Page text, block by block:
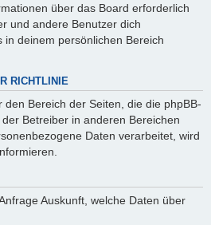
über das Board erforderlich
und andere Benutzer dich
deinem persönlichen Bereich
RICHTLINIE
den Bereich der Seiten, die die phpBB-
Betreiber in anderen Bereichen
Daten verarbeitet, wird
Auskunft, welche Daten über